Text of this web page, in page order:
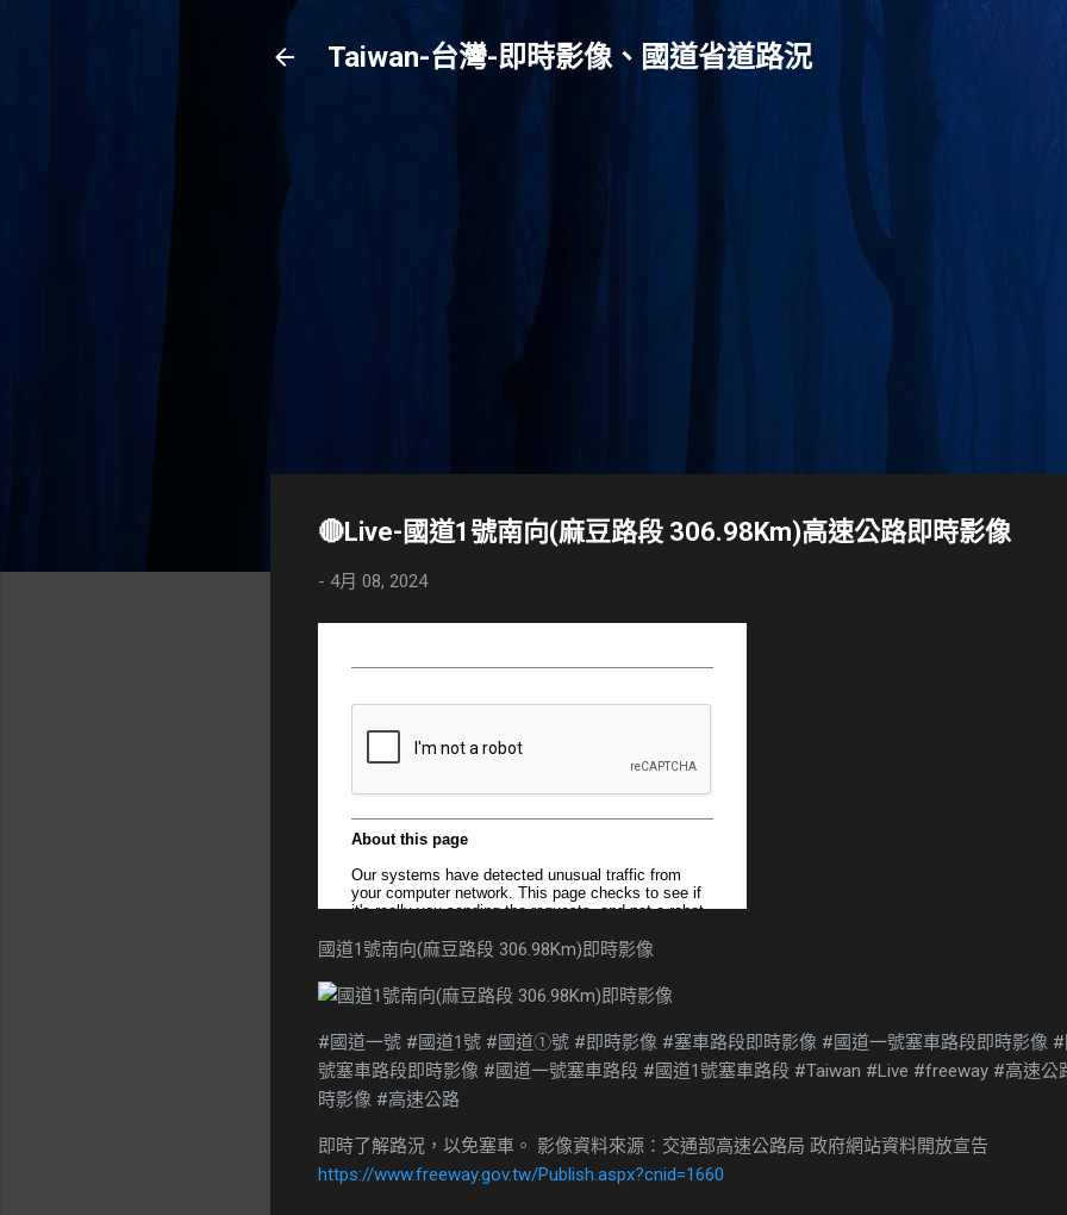
Taiwan-台灣-即時影像、國道省道路況
🔴Live-國道1號南向(麻豆路段 306.98Km)高速公路即時影像
- 4月 08, 2024
國道1號南向(麻豆路段 306.98Km)即時影像
#國道一號 #國道1號 #國道①號 #即時影像 #塞車路段即時影像 #國道一號塞車路段即時影像
號塞車路段即時影像 #國道一號塞車路段 #國道1號塞車路段 #Taiwan #Live #freeway #高速公
時影像 #高速公路
即時了解路況，以免塞車。 影像資料來源：交通部高速公路局 政府網站資料開放宣告
https://www.freeway.gov.tw/Publish.aspx?cnid=1660